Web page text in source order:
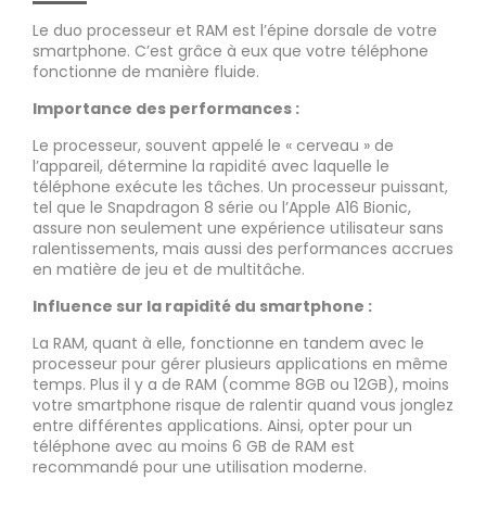
Le duo processeur et RAM est l’épine dorsale de votre
smartphone. C’est grâce à eux que votre téléphone
fonctionne de manière fluide.
Importance des performances :
Le processeur, souvent appelé le « cerveau » de
l’appareil, détermine la rapidité avec laquelle le
téléphone exécute les tâches. Un processeur puissant,
tel que le Snapdragon 8 série ou l’Apple A16 Bionic,
assure non seulement une expérience utilisateur sans
ralentissements, mais aussi des performances accrues
en matière de jeu et de multitâche.
Influence sur la rapidité du smartphone :
La RAM, quant à elle, fonctionne en tandem avec le
processeur pour gérer plusieurs applications en même
temps. Plus il y a de RAM (comme 8GB ou 12GB), moins
votre smartphone risque de ralentir quand vous jonglez
entre différentes applications. Ainsi, opter pour un
téléphone avec au moins 6 GB de RAM est
recommandé pour une utilisation moderne.